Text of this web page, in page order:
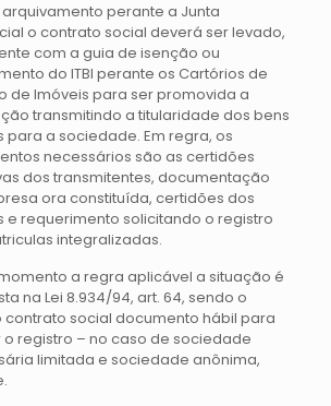
perante a Junta
o contrato social deverá ser levado,
com a guia de isenção ou
do ITBI perante os Cartórios de
de Imóveis para ser promovida a
transmitindo a titularidade dos bens
para a sociedade. Em regra, os
necessários são as certidões
dos transmitentes, documentação
ora constituída, certidões dos
e requerimento solicitando o registro
integralizadas.
a regra aplicável a situação é
na Lei 8.934/94, art. 64, sendo o
contrato social documento hábil para
registro – no caso de sociedade
limitada e sociedade anônima,